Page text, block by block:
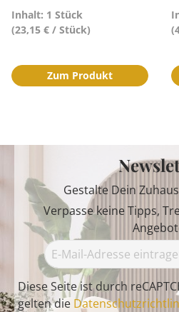
Inhalt: 1 Stück
(23,15 € / Stück)
Zum Produkt
Gestalte Dein
Verpasse keine Tipps,
Diese Seite ist durch
gelten die